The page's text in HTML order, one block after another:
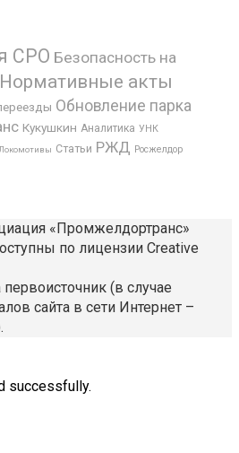
СРО Безопасность на
Нормативные акты
Обновление парка
Кукушкин Аналитика УНК
Локомотивы Статьи РЖД Росжелдор
«Промжелдортранс»
по лицензии Creative
(в случае
сайта в сети Интернет –
successfully.